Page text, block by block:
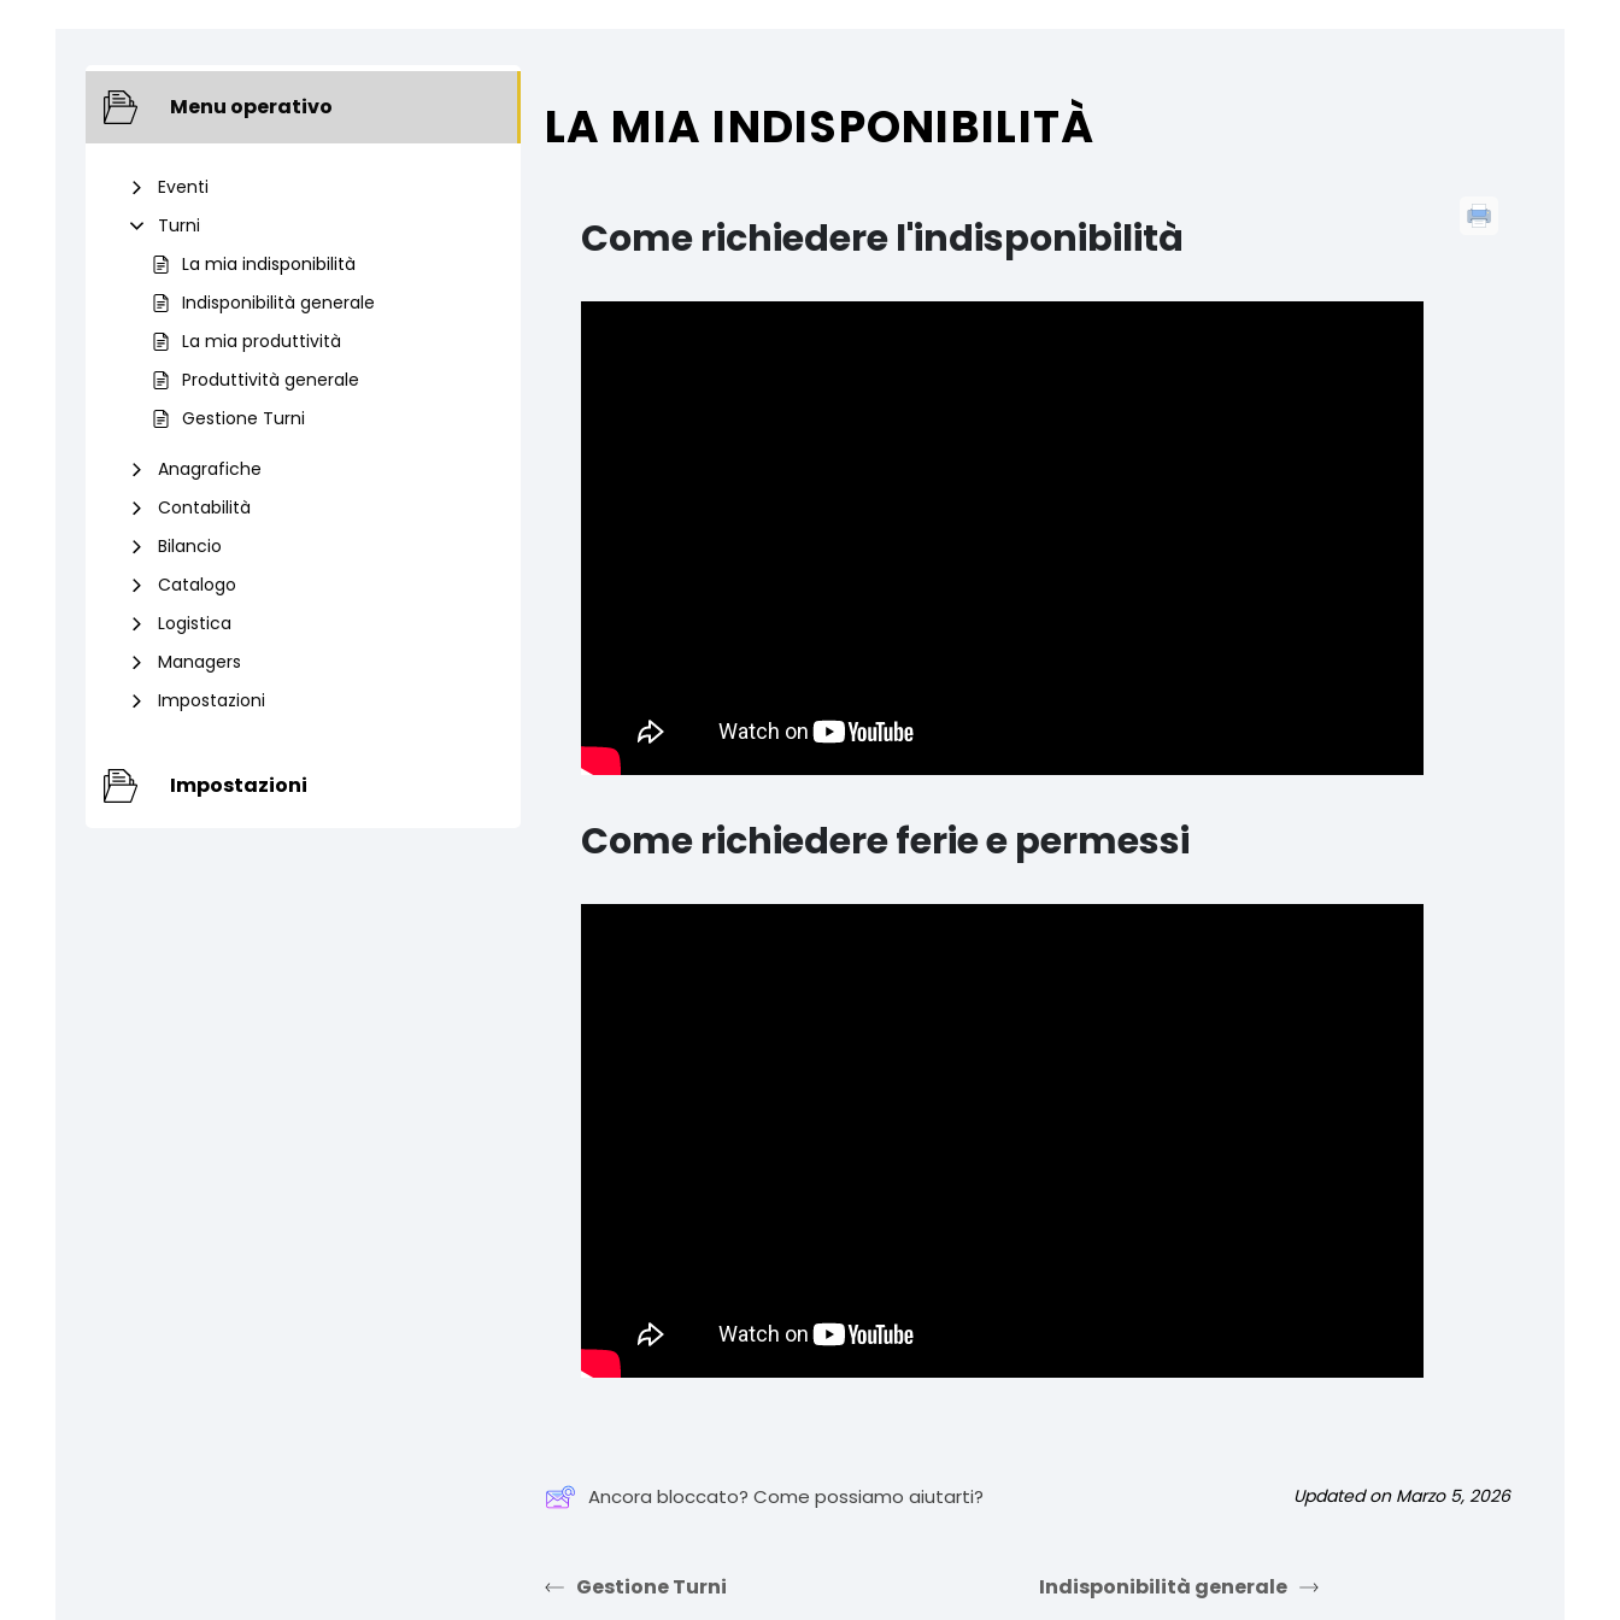
Menu operativo
Eventi
Turni
La mia indisponibilità
Indisponibilità generale
La mia produttività
Produttività generale
Gestione Turni
Anagrafiche
Contabilità
Bilancio
Catalogo
Logistica
Managers
Impostazioni
Impostazioni
LA MIA INDISPONIBILITÀ
Come richiedere l'indisponibilità
Come richiedere ferie e permessi
Ancora bloccato? Come possiamo aiutarti? Updated on Marzo 5, 2026
Gestione Turni Indisponibilità generale